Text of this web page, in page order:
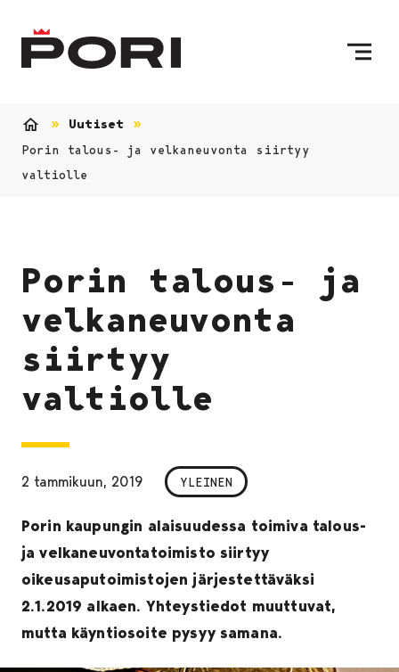
Uutiset
Porin talous- ja velkaneuvonta siirtyy
valtiolle
Porin talous- ja
velkaneuvonta
siirtyy
valtiolle
2 tammikuun, 2019 YLEINEN
Porin kaupungin alaisuudessa toimiva talous-
ja velkaneuvontatoimisto siirtyy
oikeusaputoimistojen järjestettäväksi
2.1.2019 alkaen. Yhteystiedot muuttuvat,
mutta käyntiosoite pysyy samana.